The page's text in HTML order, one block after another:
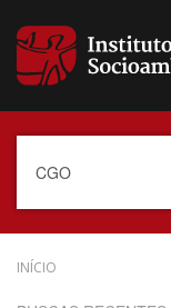
para
conteúdo
Data do Documento
INÍCIO